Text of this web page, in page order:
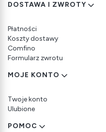
DOSTAWA I ZWROTY
Płatności
Koszty dostawy
Comfino
Formularz zwrotu
MOJE KONTO
Twoje konto
Ulubione
POMOC